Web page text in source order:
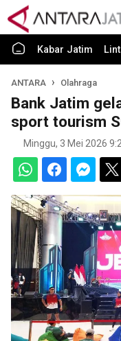
Kabar Jatim
ANTARA Olahraga
Bank Jatim
sport tourism
Minggu, 3 Mei 2026